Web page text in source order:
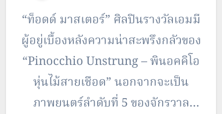
“ท็อดด์ มาสเตอร์” ศิลปินรางวัลเอมมี
ผู้อยู่เบื้องหลังความน่าสะพรึงกลัวของ
“Pinocchio Unstrung – พินอคคิโอ
หุ่นไม้สายเชือด” นอกจากจะเป็น
ภาพยนตร์ลำดับที่ 5 ของจักรวาล